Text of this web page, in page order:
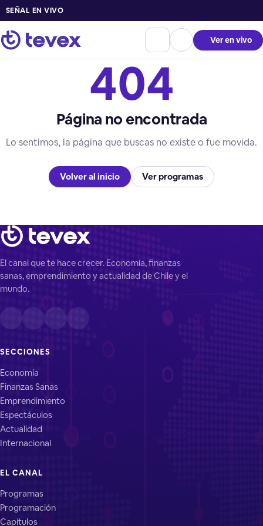
SEÑAL EN VIVO
Ver en vivo
404
Página no encontrada
Lo sentimos, la página que buscas no existe o fue movida.
Volver al inicio Ver programas
El canal que te hace crecer. Economía, finanzas
sanas, emprendimiento y actualidad de Chile y el
mundo.
SECCIONES
Economía
Finanzas Sanas
Emprendimiento
Espectáculos
Actualidad
Internacional
EL CANAL
Programas
Programación
Capítulos